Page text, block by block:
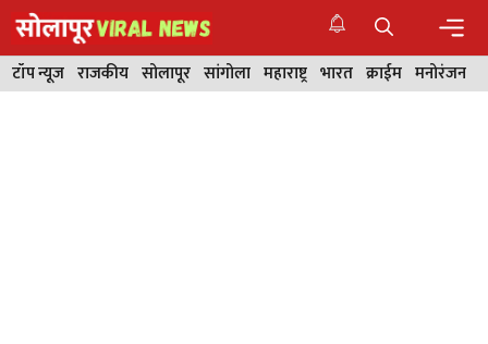
Skip
to
content
टॉप न्यूज राजकीय सोलापूर सांगोला महाराष्ट्र भारत क्राईम मनोरंजन